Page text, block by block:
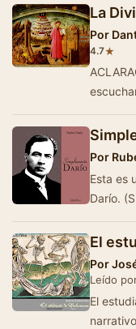
La
Por
4.7★
Por
Esta es
Darío.
El
Por
Leído
El